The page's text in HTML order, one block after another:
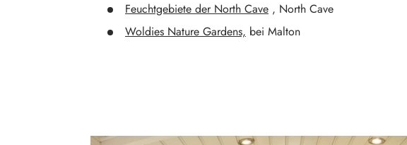
Feuchtgebiete der North Cave , North Cave
Woldies Nature Gardens, bei Malton